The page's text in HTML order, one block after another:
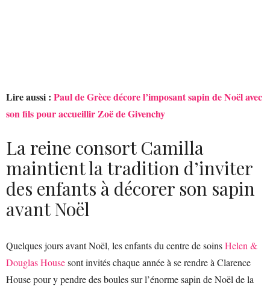
Lire aussi : Paul de Grèce décore l’imposant sapin de Noël avec
son fils pour accueillir Zoë de Givenchy
La reine consort Camilla
maintient la tradition d’inviter
des enfants à décorer son sapin
avant Noël
Quelques jours avant Noël, les enfants du centre de soinsHelen &
Douglas Housesont invités chaque année à se rendre à Clarence
House pour y pendre des boules sur l’énorme sapin de Noël de la